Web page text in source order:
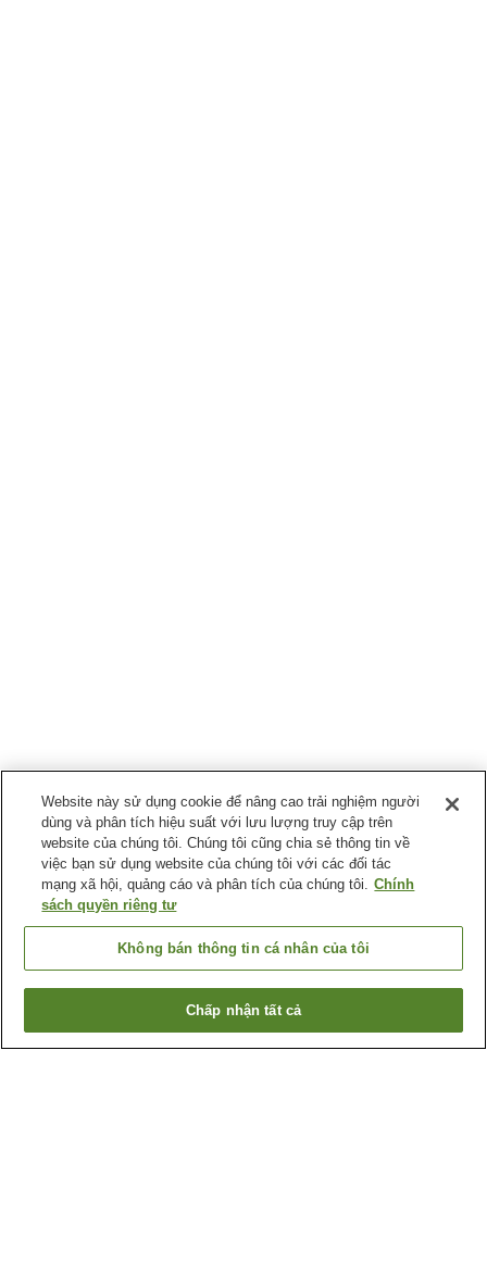
Quay lại trang trước
Website này sử dụng cookie để nâng cao trải nghiệm người
dùng và phân tích hiệu suất với lưu lượng truy cập trên
website của chúng tôi. Chúng tôi cũng chia sẻ thông tin về
việc bạn sử dụng website của chúng tôi với các đối tác
mạng xã hội, quảng cáo và phân tích của chúng tôi. Chính
sách quyền riêng tư
Không bán thông tin cá nhân của tôi
Chấp nhận tất cả